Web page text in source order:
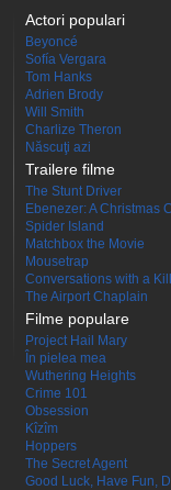
Actori populari
Beyoncé
Sofía Vergara
Tom Hanks
Adrien Brody
Will Smith
Charlize Theron
Născuţi azi
Trailere filme
The Stunt Driver
Ebenezer: A Christmas
Spider Island
Matchbox the Movie
Mousetrap
Conversations with a
The Airport Chaplain
Filme populare
Project Hail Mary
În pielea mea
Wuthering Heights
Crime 101
Obsession
Kîzîm
Hoppers
The Secret Agent
Good Luck, Have Fun,